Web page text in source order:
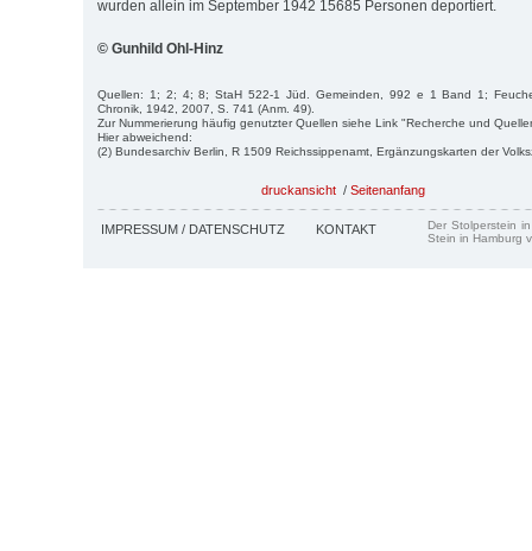
wurden allein im September 1942 15685 Personen deportiert.
© Gunhild Ohl-Hinz
Quellen: 1; 2; 4; 8; StaH 522-1 Jüd. Gemeinden, 992 e 1 Band 1;
Chronik, 1942, 2007, S. 741 (Anm. 49).
Zur Nummerierung häufig genutzter Quellen siehe Link "Recherche und
Hier abweichend:
(2) Bundesarchiv Berlin, R 1509 Reichssippenamt, Ergänzungskarten der
druckansicht / Seitenanfang
IMPRESSUM / DATENSCHUTZ KONTAKT
Der Stolperstein
Stein in Hamburg